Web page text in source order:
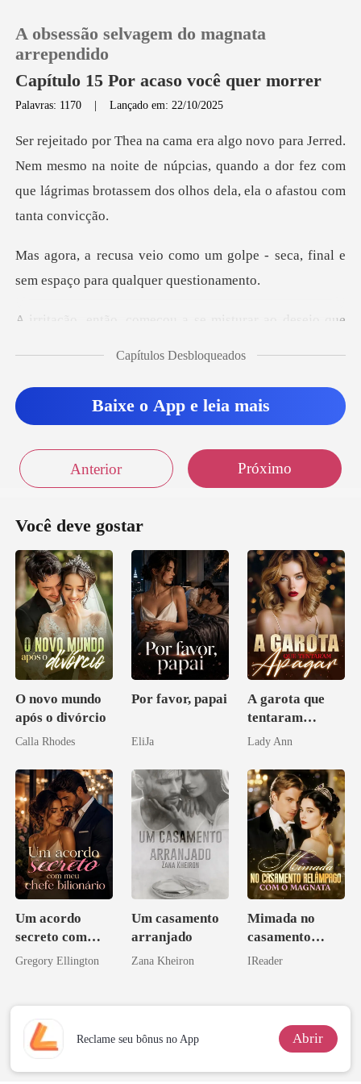
Loja
Histórico
Sair
A obsessão selvagem do magnata
arrependido
Capítulo 15 Por acaso você quer morrer
Palavras: 1170 |Lançado em: 22/10/2025
mesmo na noite de núpcias, quando a dor fez com
que lágrimas
golpe - seca, final e
sem espaç
Capítulos Desbloqueados
Baixe o App e leia mais
Anterior Próximo
Você deve gostar
O novo mundo
após o divórcio
Calla Rhodes
Por favor, papai
EliJa
A garota que
tentaram
apagar
Lady Ann
Um acordo
secreto com
meu chefe
Gregory Ellington
Um casamento
arranjado
Zana Kheiron
Mimada no
casamento
relâmpago com
IReader
Reclame seu bônus no App Abrir